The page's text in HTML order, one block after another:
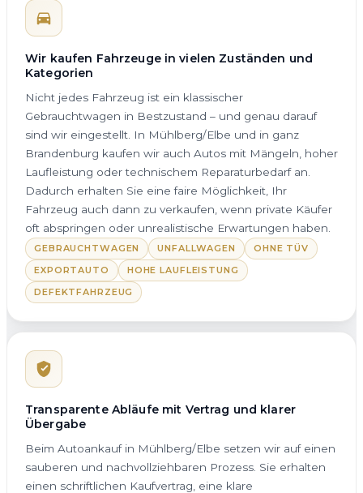
Wir kaufen Fahrzeuge in vielen Zuständen und
Kategorien
Nicht jedes Fahrzeug ist ein klassischer
Gebrauchtwagen in Bestzustand – und genau darauf
sind wir eingestellt. In Mühlberg/Elbe und in ganz
Brandenburg kaufen wir auch Autos mit Mängeln, hoher
Laufleistung oder technischem Reparaturbedarf an.
Dadurch erhalten Sie eine faire Möglichkeit, Ihr
Fahrzeug auch dann zu verkaufen, wenn private Käufer
oft abspringen oder unrealistische Erwartungen haben.
GEBRAUCHTWAGEN UNFALLWAGEN
OHNE TÜV
EXPORTAUTO
HOHE LAUFLEISTUNG
DEFEKTFAHRZEUG
Transparente Abläufe mit Vertrag und klarer
Übergabe
Beim Autoankauf in Mühlberg/Elbe setzen wir auf einen
sauberen und nachvollziehbaren Prozess. Sie erhalten
einen schriftlichen Kaufvertrag, eine klare